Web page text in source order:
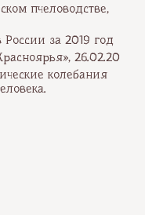
пчеловодстве,
за 2019 год
26.02.20
колебания